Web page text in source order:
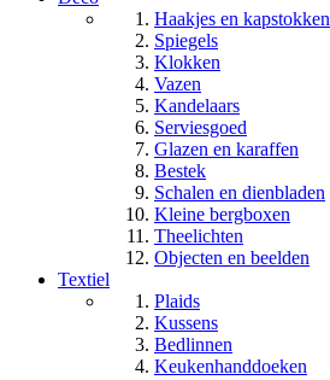
Haakjes en kapstokken
Spiegels
Klokken
Vazen
Kandelaars
Serviesgoed
Glazen en karaffen
Bestek
Schalen en dienbladen
Kleine bergboxen
Theelichten
Objecten en beelden
Textiel
Plaids
Kussens
Bedlinnen
Keukenhanddoeken